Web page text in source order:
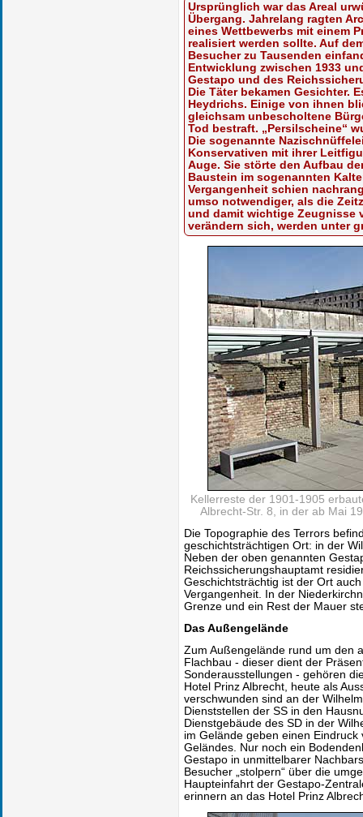
Ursprünglich war das Areal
Übergang. Jahrelang ragten
eines Wettbewerbs mit einem
realisiert werden sollte. Auf
Besucher zu Tausenden
Entwicklung zwischen 1933
Gestapo und des
Die Täter bekamen Gesichter.
Heydrichs. Einige von ihnen
gleichsam unbescholtene
Tod bestraft. „Persilscheine“
Die sogenannte
Konservativen mit ihrer
Auge. Sie störte den Aufbau
Baustein im sogenannten
Vergangenheit schien
umso notwendiger, als die
und damit wichtige Zeugnisse
verändern sich, werden unter
Kellerreste der 1901-1905
Albrecht-Str. 8, in der ab Mai
Die Topographie des Terrors
geschichtsträchtigen Ort: in der
Neben der oben genannten
Reichssicherungshauptamt
Geschichtsträchtig ist der Ort
Vergangenheit. In der
Grenze und ein Rest der Mauer
Das Außengelände
Zum Außengelände rund um den
Flachbau - dieser dient der
Sonderausstellungen - gehören
Hotel Prinz Albrecht, heute als
verschwunden sind an der
Dienststellen der SS in den
Dienstgebäude des SD in der
im Gelände geben einen
Geländes. Nur noch ein
Gestapo in unmittelbarer
Besucher „stolpern“ über die
Haupteinfahrt der Gestapo-
erinnern an das Hotel Prinz